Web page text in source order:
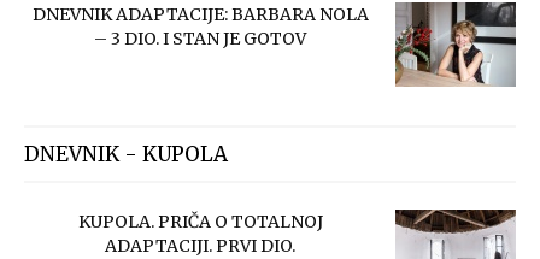
DNEVNIK ADAPTACIJE: BARBARA NOLA
– 3 DIO. I STAN JE GOTOV
DNEVNIK - KUPOLA
KUPOLA. PRIČA O TOTALNOJ
ADAPTACIJI. PRVI DIO.